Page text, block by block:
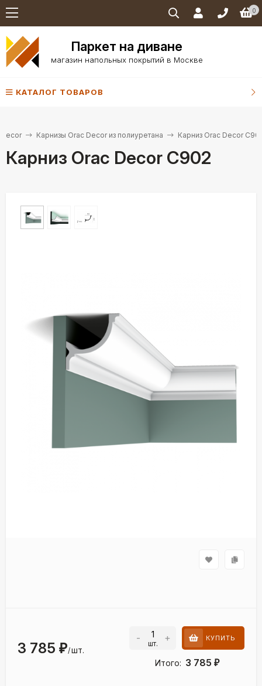
0
Паркет на диване
магазин напольных покрытий в Москве
КАТАЛОГ ТОВАРОВ
Карнизы Orac Decor из полиуретана Карниз Orac Decor
Карниз Orac Decor C902
3 785 ₽/шт.
- шт. + КУПИТЬ
Итого: 3 785 ₽